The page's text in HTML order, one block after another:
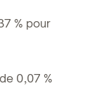
% pour
0,07 %